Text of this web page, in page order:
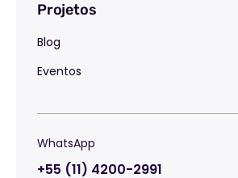
Projetos
Blog
Eventos
WhatsApp
+55 (11) 4200-2991